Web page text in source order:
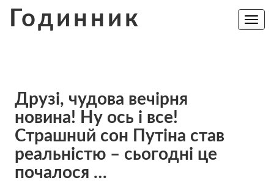
Годинник
Toggle
Друзі, чудова вечірня
новина! Ну ось і все!
Страшнuй сон Пyтіна став
реальністю – сьогодні це
почалося …